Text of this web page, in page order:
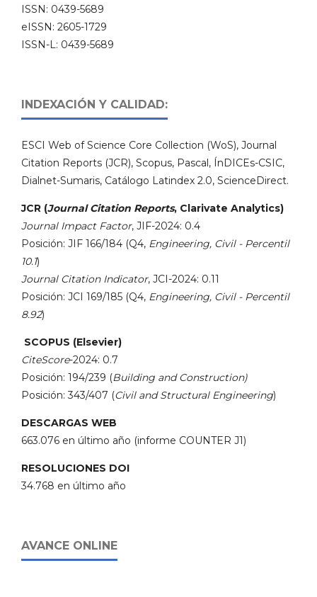
ISSN: 0439-5689
eISSN: 2605-1729
ISSN-L: 0439-5689
INDEXACIÓN Y CALIDAD:
ESCI Web of Science Core Collection (WoS), Journal
Citation Reports (JCR), Scopus, Pascal, ÍnDICEs-CSIC,
Dialnet-Sumaris, Catálogo Latindex 2.0, ScienceDirect.
JCR (Journal Citation Reports, Clarivate Analytics)
Journal Impact Factor, JIF-2024: 0.4
Posición: JIF 166/184 (Q4, Engineering, Civil - Percentil
10.1)
Journal Citation Indicator, JCI-2024: 0.11
Posición: JCI 169/185 (Q4, Engineering, Civil - Percentil
8.92)
SCOPUS (Elsevier)
CiteScore-2024: 0.7
Posición: 194/239 (Building and Construction)
Posición: 343/407 (Civil and Structural Engineering)
DESCARGAS WEB
663.076 en último año (informe COUNTER J1)
RESOLUCIONES DOI
34.768 en último año
AVANCE ONLINE